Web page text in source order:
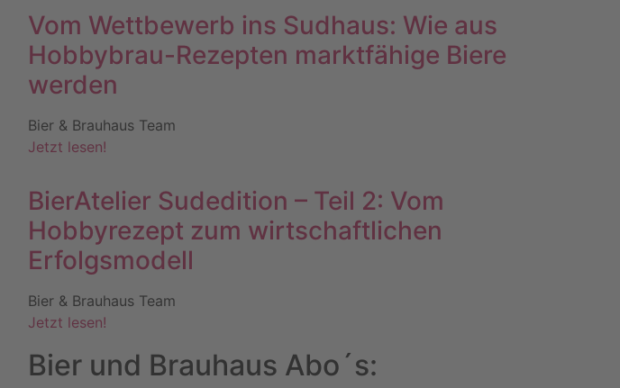
Vom Wettbewerb ins Sudhaus: Wie aus
Hobbybrau-Rezepten marktfähige Biere
werden
Bier & Brauhaus Team
Jetzt lesen!
BierAtelier Sudedition – Teil 2: Vom
Hobbyrezept zum wirtschaftlichen
Erfolgsmodell
Bier & Brauhaus Team
Jetzt lesen!
Bier und Brauhaus Abo´s: